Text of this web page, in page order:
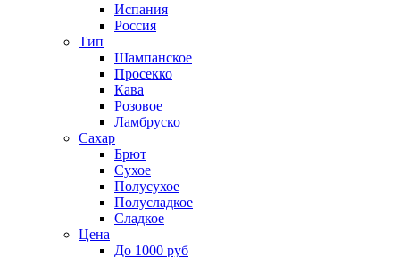
Испания
Россия
Тип
Шампанское
Просекко
Кава
Розовое
Ламбруско
Сахар
Брют
Сухое
Полусухое
Полусладкое
Сладкое
Цена
До 1000 руб